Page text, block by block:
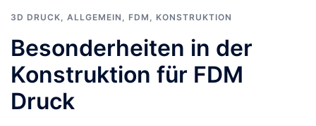
3D DRUCK ALLGEMEIN FDM KONSTRUKTION
Besonderheiten in der
Konstruktion für FDM
Druck